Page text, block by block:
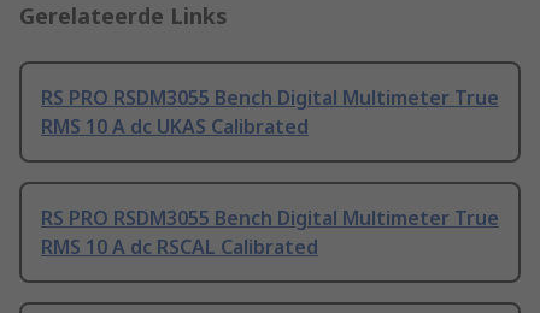
Gerelateerde Links
RS PRO RSDM3055 Bench Digital Multimeter True
RMS 10 A dc UKAS Calibrated
RS PRO RSDM3055 Bench Digital Multimeter True
RMS 10 A dc RSCAL Calibrated